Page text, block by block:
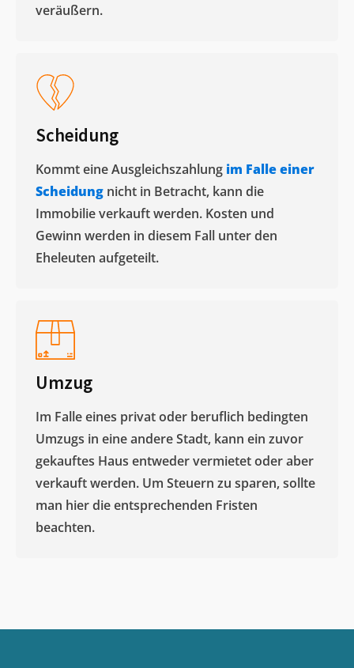
veräußern. ​
Scheidung
Kommt eine Ausgleichszahlung im Falle einer
Scheidung nicht in Betracht, kann die
Immobilie verkauft werden. Kosten und
Gewinn werden in diesem Fall unter den
Eheleuten aufgeteilt.​
Umzug
Im Falle eines privat oder beruflich bedingten
Umzugs in eine andere Stadt, kann ein zuvor
gekauftes Haus entweder vermietet oder aber
verkauft werden. Um Steuern zu sparen, sollte
man hier die entsprechenden Fristen
beachten.